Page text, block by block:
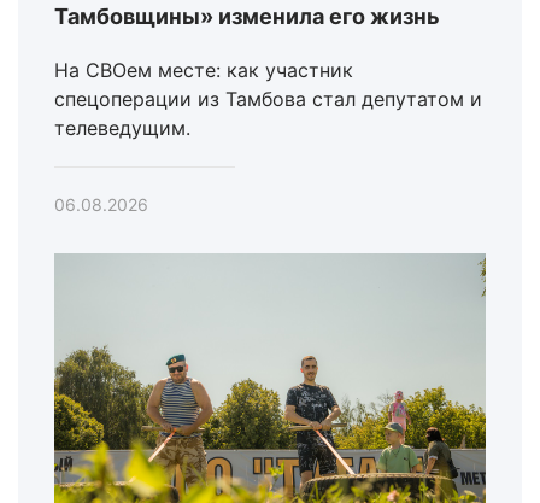
Тамбовщины» изменила его жизнь
На СВОем месте: как участник
спецоперации из Тамбова стал депутатом и
телеведущим.
06.08.2026